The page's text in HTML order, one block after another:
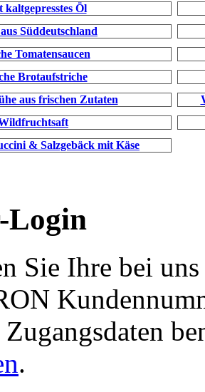
kaltgepresstes Öl
Süddeutschland
Tomatensaucen
Brotaufstriche
aus frischen Zutaten
& Salzgebäck mit Käse
Login
Sie Ihre bei
Zugangsdaten
.